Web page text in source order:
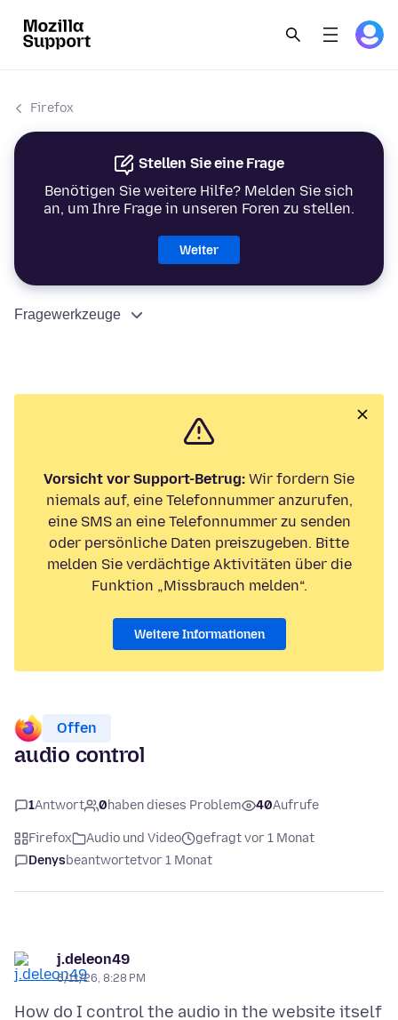
Firefox
Stellen Sie eine Frage
Benötigen Sie weitere Hilfe? Melden Sie sich
an, um Ihre Frage in unseren Foren zu stellen.
Weiter
Fragewerkzeuge
Vorsicht vor Support-Betrug: Wir fordern Sie
niemals auf, eine Telefonnummer anzurufen,
eine SMS an eine Telefonnummer zu senden
oder persönliche Daten preiszugeben. Bitte
melden Sie verdächtige Aktivitäten über die
Funktion „Missbrauch melden“.
Weitere Informationen
Offen
audio control
1Antwort 0haben dieses Problem 40Aufrufe
Firefox Audio und Video
gefragt vor 1 Monat
Denysbeantwortetvor 1 Monat
j.deleon49
6/11/26, 8:28 PM